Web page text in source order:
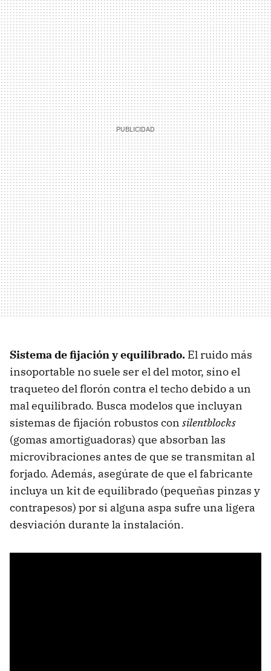
Sistema de fijación y equilibrado. El ruido más
insoportable no suele ser el del motor, sino el
traqueteo del florón contra el techo debido a un
mal equilibrado. Busca modelos que incluyan
sistemas de fijación robustos con silentblocks
(gomas amortiguadoras) que absorban las
microvibraciones antes de que se transmitan al
forjado. Además, asegúrate de que el fabricante
incluya un kit de equilibrado (pequeñas pinzas y
contrapesos) por si alguna aspa sufre una ligera
desviación durante la instalación.